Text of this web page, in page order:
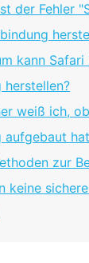
der Fehler
kann
herstellen?
weiß ich,
aufgebaut
zur
keine